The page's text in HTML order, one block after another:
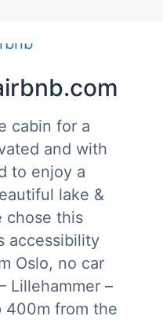
cabin for a
and with
to enjoy a
lake &
chose this
accessibility
Oslo, no car
Lillehammer –
400m from the